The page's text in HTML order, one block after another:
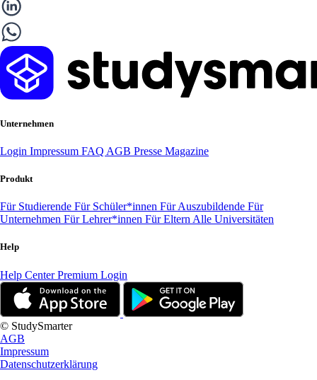
Unternehmen
Login Impressum FAQ AGB Presse Magazine
Produkt
Für Studierende Für Schüler*innen Für Auszubildende Für
Unternehmen Für Lehrer*innen Für Eltern Alle Universitäten
Help
Help CenterPremium Login
© StudySmarter
AGB
Impressum
Datenschutzerklärung